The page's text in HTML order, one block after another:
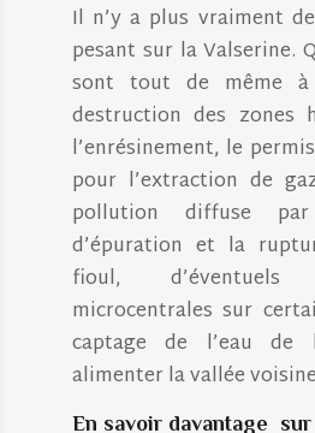
Il n’y a plus vraiment
pesant sur la Valserine.
sont tout de même
destruction des zones
l’enrésinement, le
pour l’extraction de
pollution diffuse
d’épuration et la
fioul,
microcentrales sur
captage de l’eau
alimenter la vallée
En savoir davantage